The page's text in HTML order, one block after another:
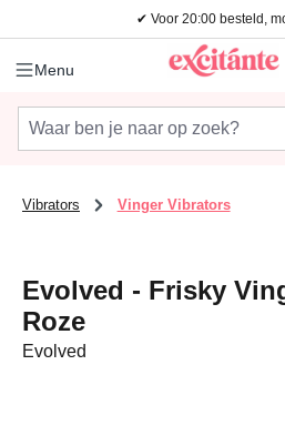
Ga naar de hoofdinhoud
✔ Voor 20:00 besteld,
Menu
Vibrators Vinger Vibrators
Evolved - Frisky
Roze
Evolved